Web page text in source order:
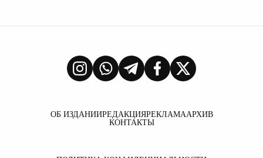
ОБ ИЗДАНИИРЕДАКЦИЯРЕКЛАМААРХИВ
КОНТАКТЫ